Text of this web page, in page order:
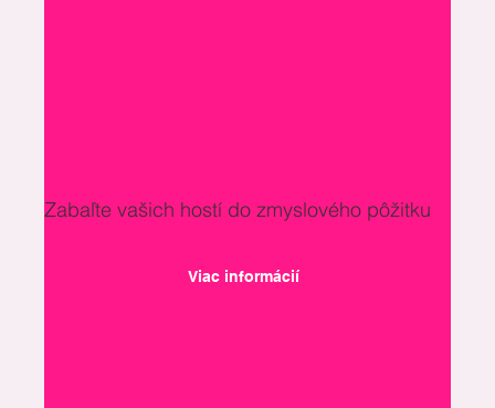
Zabaľte vašich hostí do zmyslového pôžitku
Viac informácií